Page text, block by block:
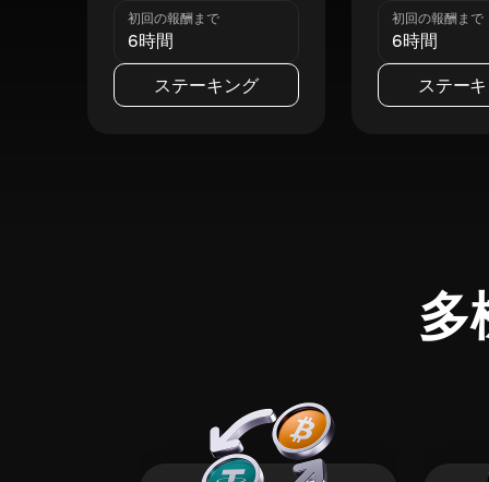
初回の報酬まで
6時間
ステーキング
初回の報酬まで
6時間
ステー
多